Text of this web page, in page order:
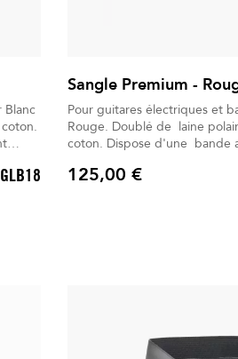
GLB18
Sangle Premium -
Pour guitares électriques et
Rouge. Doublé de laine polaire et d'éponge
coton. Dispose d'une bande antiglisse. Un
dans son Sac à dos déperlant.
Prix
125,00 €